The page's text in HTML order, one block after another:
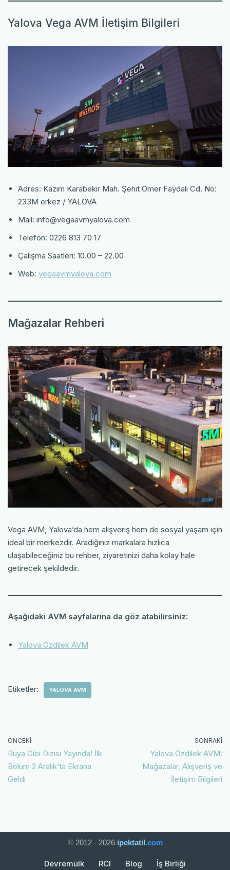
Yalova Vega AVM İletişim Bilgileri
Adres: Kazım Karabekir Mah. Şehit Ömer Faydalı Cd. No:
233M erkez / YALOVA
Mail: info@vegaavmyalova.com
Telefon: 0226 813 70 17
Çalışma Saatleri: 10.00 – 22.00
Web: vegaavmyalova.com
Mağazalar Rehberi
Vega AVM, Yalova’da hem alışveriş hem de sosyal yaşam için
ideal bir merkezdir. Aradığınız markalara hızlıca
ulaşabileceğiniz bu rehber, ziyaretinizi daha kolay hale
getirecek şekildedir.
Aşağıdaki AVM sayfalarına da göz atabilirsiniz:
Yalova Özdilek AVM
Etiketler: YALOVA AVM
ÖNCEKI
Rüya Gibi Dizisi Yayında! İlk
Bölüm 2 Aralık’ta Ekrana
Geldi
SONRAKI
Yalova Özdilek AVM:
Mağazalar, Alışveriş ve
İletişim Bilgileri
© 2012 - 2026 ipektatil.com
Devremülk RCI Blog İş Birliği